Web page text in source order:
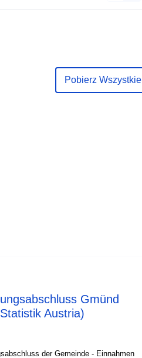
Pobierz Wszystkie
Gmünd
Austria)
der Gemeinde - Einnahmen